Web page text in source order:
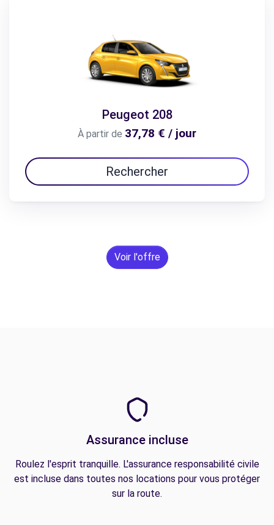
Peugeot 208
À partir de 37,78 € / jour
Rechercher
Voir l'offre
Assurance incluse
Roulez l'esprit tranquille. L'assurance responsabilité civile
est incluse dans toutes nos locations pour vous protéger
sur la route.